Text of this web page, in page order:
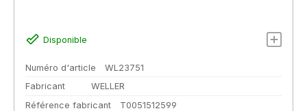
Disponible
Numéro d'article
WL23751
Fabricant
WELLER
Référence fabricant
T0051512599